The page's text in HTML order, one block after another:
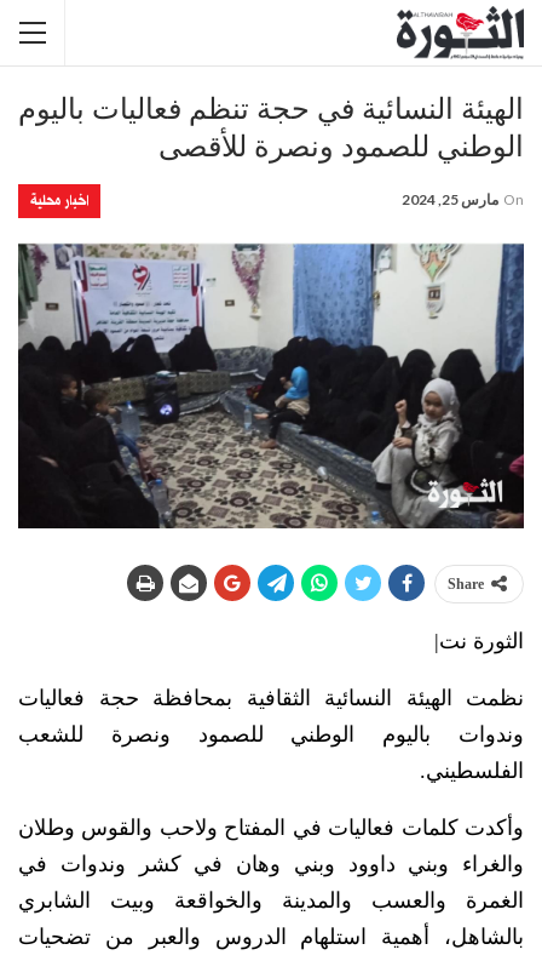
الهيئة النسائية في حجة تنظم فعاليات باليوم
الوطني للصمود ونصرة للأقصى
اخبار محلية On مارس 25, 2024
Share
الثورة نت|
نظمت الهيئة النسائية الثقافية بمحافظة حجة فعاليات
وندوات باليوم الوطني للصمود ونصرة للشعب
الفلسطيني.
وأكدت كلمات فعاليات في المفتاح ولاحب والقوس وطلان
والغراء وبني داوود وبني وهان في كشر وندوات في
الغمرة والعسب والمدينة والخواقعة وبيت الشابري
بالشاهل، أهمية استلهام الدروس والعبر من تضحيات